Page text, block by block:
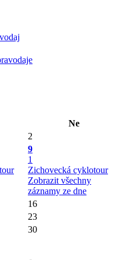
Ne
2
9
1
Zichovecká cyklotour
Zobrazit všechny
záznamy ze dne
16
23
30